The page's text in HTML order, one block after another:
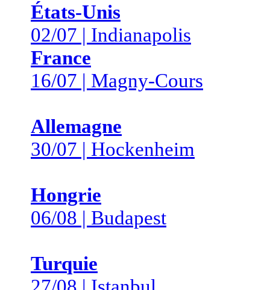
États-Unis
02/07 | Indianapolis
France
16/07 | Magny-Cours
Allemagne
30/07 | Hockenheim
Hongrie
06/08 | Budapest
Turquie